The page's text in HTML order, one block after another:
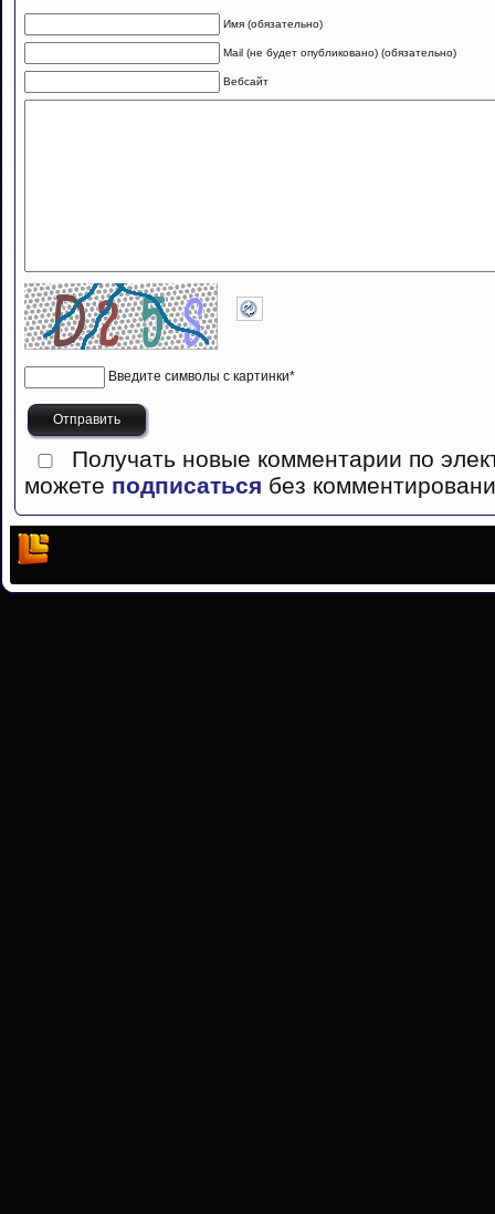
Имя (обязательно)
Mail (не будет опубликовано) (обязательно)
Вебсайт
Введите символы с картинки*
Получать новые комментарии по
можете подписаться без